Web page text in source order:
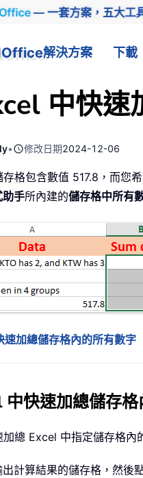
— 一套方案，五大工
解決方案 下載
中快速
• 修改日期2024-12-06
格包含數值 517.8，而您
助手所內建的儲存格中所有
速加總儲存格內的所有數字
中快速加總儲存
加總 Excel 中指定儲存格內
出計算結果的儲存格，然後